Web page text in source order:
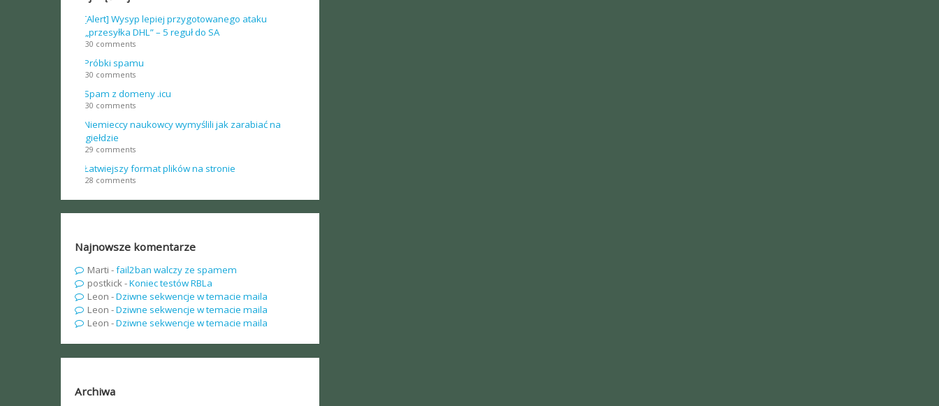
[Alert] Wysyp lepiej przygotowanego ataku
„przesyłka DHL” – 5 reguł do SA
30 comments
Próbki spamu
30 comments
Spam z domeny .icu
30 comments
Niemieccy naukowcy wymyślili jak zarabiać na
giełdzie
29 comments
Łatwiejszy format plików na stronie
28 comments
Najnowsze komentarze
Marti -fail2ban walczy ze spamem
postkick-Koniec testów RBLa
Leon -Dziwne sekwencje w temacie maila
Leon -Dziwne sekwencje w temacie maila
Leon -Dziwne sekwencje w temacie maila
Archiwa